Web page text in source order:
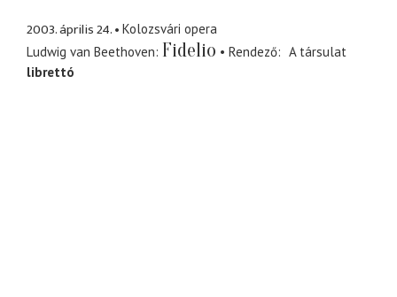
2003. április 24.
Kolozsvári opera
Ludwig van Beethoven Fidelio Rendező
A társulat
librettó